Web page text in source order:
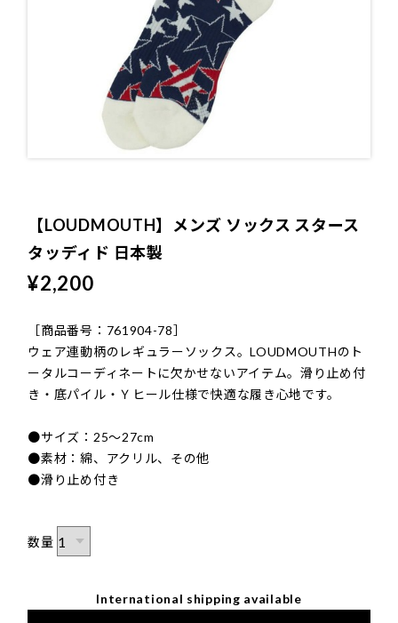
プライバシーポリシー
特定商取引法に基づく表記
【LOUDMOUTH】メンズ ソックス スタース
タッディド 日本製
¥2,200
［商品番号：761904-78］
ウェア連動柄のレギュラーソックス。LOUDMOUTHのト
ータルコーディネートに欠かせないアイテム。滑り止め付
き・底パイル・Ｙヒール仕様で快適な履き心地です。
●サイズ：25～27cm
●素材：綿、アクリル、その他
●滑り止め付き
数量
International shipping available